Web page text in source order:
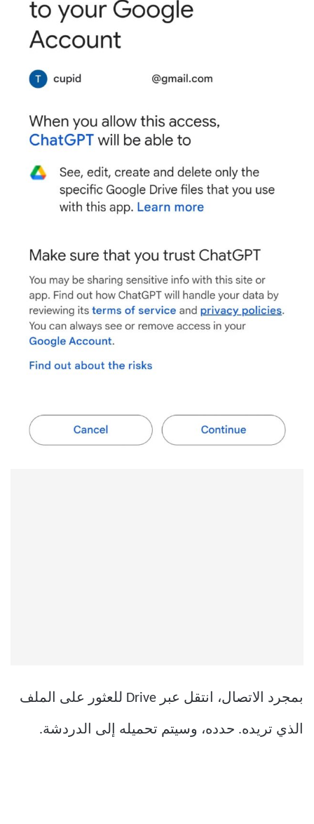
بمجرد الاتصال، انتقل عبر Drive للعثور على الملف
الذي تريده. حدده، وسيتم تحميله إلى الدردشة.